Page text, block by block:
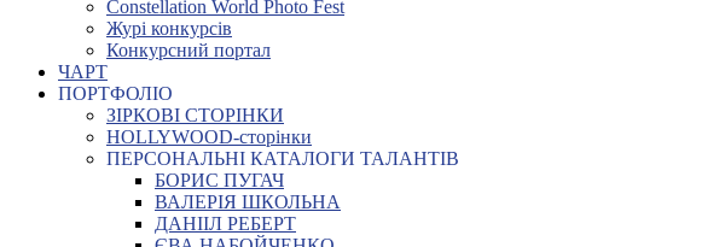
Constellation World Photo Fest
Журі конкурсів
Конкурсний портал
ЧАРТ
ПОРТФОЛІО
ЗІРКОВІ СТОРІНКИ
HOLLYWOOD-сторінки
ПЕРСОНАЛЬНІ КАТАЛОГИ ТАЛАНТІВ
БОРИС ПУГАЧ
ВАЛЕРІЯ ШКОЛЬНА
ДАНІІЛ РЕБЕРТ